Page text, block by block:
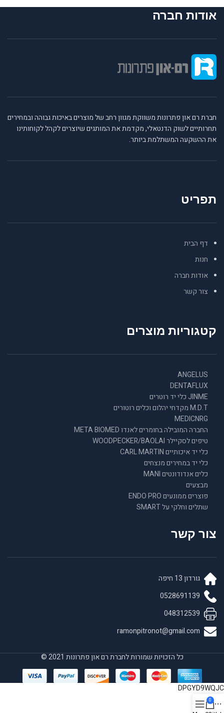
אודות חברה
חברת רם און פתרונות משווקת מגוון רחב של מוצרים באיכות גבוהה ובמחירים
תחרותיים לשוק הדנטאלי, מקדמת את המותגים שיוצרים לקהל לקוחותינו
את ההשקעה המשתלמת ביותר.
תפריט
דף הבית
חנות
אודות חברה
צור קשר
קטגוריות מוצרים
ANGELUS
DENTAFLUX
JINME כלי יד רוטרים
M.D.T מקדחי יהלום וכלים רוטורים
MEDICNRG
החברה המובילה בחומרים לאנדו META BIOMED
טיפים לסקיילר WOODPECKER/BAOLAI
כלי יד איכותיים CARL MARTIN
כלי יד במחירים מנצחים
כלים אנדודונטים MANI
מבצעים
פוצרים ממונעים ENDO PRO
שתלים וחלקי על SMART
צור קשר
גורדון 13 חיפה
0528691139
048312539
ramonpitronot@gmail.com
כל הזכויות שמורות לחברת רם און פתרונות 2021 ©
0
DPGYD9WQJC